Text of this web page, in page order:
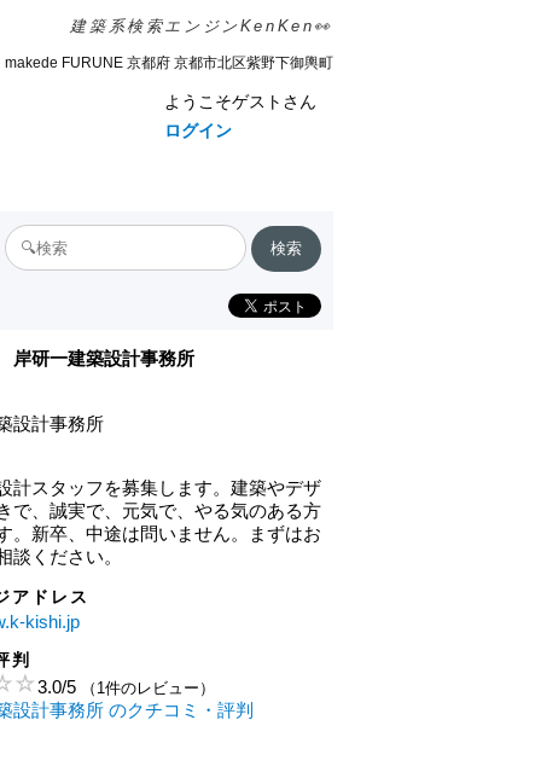
建築系検索エンジンKenKen👀
makede FURUNE 京都府 京都市北区紫野下御輿町
ようこそゲストさん
ログイン
岸研一建築設計事務所
設計事務所
計スタッフを募集します。建築やデザ
で、誠実で、元気で、やる気のある方
。新卒、中途は問いません。まずはお
談ください。
アドレス
kishi.jp
判
3.0/5 （1件のレビュー）
設計事務所 のクチコミ・評判